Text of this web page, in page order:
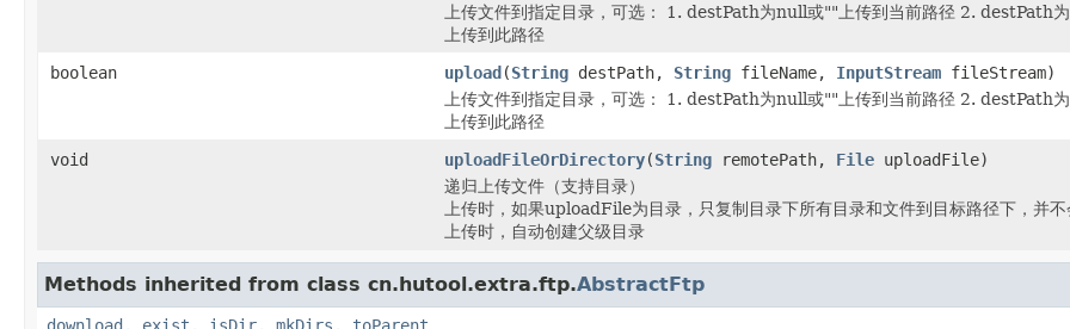
上传文件到指定目录，可选： 1. destPath为null或""上传到当前路径 2. destPath
上传到此路径
boolean
upload(String destPath, String fileName, InputStream fileStream)
上传文件到指定目录，可选： 1. destPath为null或""上传到当前路径 2. destPath
上传到此路径
void
uploadFileOrDirectory(String remotePath, File uploadFile)
递归上传文件（支持目录）
上传时，如果uploadFile为目录，只复制目录下所有目录和文件到目标路径下，并
上传时，自动创建父级目录
Methods inherited from class cn.hutool.extra.ftp.AbstractFtp
download , exist , isDir, mkDirs , toParent